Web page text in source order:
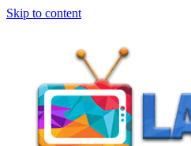
Skip to content